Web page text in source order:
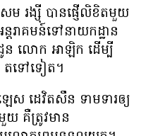
ម រង្ស៊ី បាន​ផ្ញើ​លិខិត​មួយ​
រាគមន៍​ទៅ​នាយកដ្ឋាន​
ជូន លោក អាឡិក ដើម្បី​
ត​ទៅ​ទៀត។
ស ដេវិតសឹន ទាមទារ​ឲ្យ​
យ គឺ​ត្រូវ​មាន​